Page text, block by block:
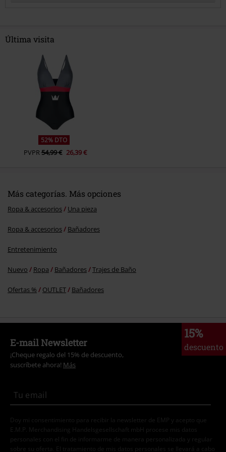
Enviar comentario
Última visita
52% DTO
PVPR54,99 € 26,39 €
Más categorías. Más opciones
Ropa & accesorios Una pieza
Ropa & accesorios Bañadores
Entretenimiento
Nuevo Ropa Bañadores Trajes de Baño
Ofertas % OUTLET Bañadores
15%
descuento
E-mail Newsletter
¡Cheque regalo del 15% de descuento,
suscríbete ahora! Más
Doy mi consentimiento para recibir la newsletter de EMP y acepto que
E.M.P. Merchandising Handelsgesellschaft mbH procese mis datos
personales con el fin de informarme de manera personalizada y regular
sobre su oferta. El tratamiento de mis datos personales se llevará a cabo